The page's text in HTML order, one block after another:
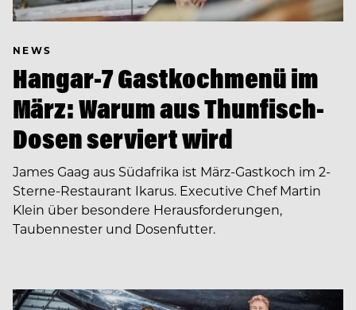
NEWS
Hangar-7 Gastkochmenü im
März: Warum aus Thunfisch-
Dosen serviert wird
James Gaag aus Südafrika ist März-Gastkoch im 2-
Sterne-Restaurant Ikarus. Executive Chef Martin
Klein über besondere Herausforderungen,
Taubennester und Dosenfutter.